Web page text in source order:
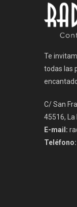
Te
todas las
C/ San
45516,
E-mail:
Teléfono: